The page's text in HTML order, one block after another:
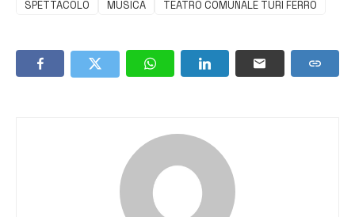
SPETTACOLO
MUSICA TEATRO COMUNALE TURI FERRO